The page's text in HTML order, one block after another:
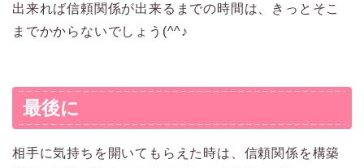
出来れば信頼関係が出来るまでの時間は、きっとそこ
までかからないでしょう(^^♪
最後に
相手に気持ちを開いてもらえた時は、信頼関係を構築